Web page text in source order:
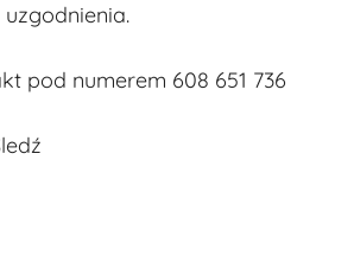
pod numerem 608 651 736